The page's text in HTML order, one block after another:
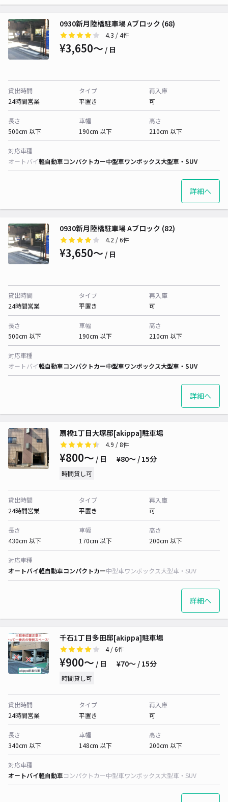
0930新月陸橋駐車場 Aブロック (68)
4.3 / 4件
¥3,650〜 / 日
貸出時間
24時間営業
タイプ
平置き
再入庫
可
長さ
500cm 以下
車幅
190cm 以下
高さ
210cm 以下
対応車種
オートバイ軽自動車コンパクトカー中型車ワンボックス大型車・SUV
詳細へ
0930新月陸橋駐車場 Aブロック (82)
4.2 / 6件
¥3,650〜 / 日
貸出時間
24時間営業
タイプ
平置き
再入庫
可
長さ
500cm 以下
車幅
190cm 以下
高さ
210cm 以下
対応車種
オートバイ軽自動車コンパクトカー中型車ワンボックス大型車・SUV
詳細へ
扇橋1丁目大塚邸[akippa]駐車場
4.9 / 8件
¥800〜 / 日 ¥80〜 / 15分
時間貸し可
貸出時間
24時間営業
タイプ
平置き
再入庫
可
長さ
430cm 以下
車幅
170cm 以下
高さ
200cm 以下
対応車種
オートバイ軽自動車コンパクトカー中型車ワンボックス大型車・SUV
詳細へ
千石1丁目多田邸[akippa]駐車場
4/ 6件
¥900〜 / 日 ¥70〜 / 15分
時間貸し可
貸出時間
24時間営業
タイプ
平置き
再入庫
可
長さ
340cm 以下
車幅
148cm 以下
高さ
200cm 以下
対応車種
オートバイ軽自動車コンパクトカー中型車ワンボックス大型車・SUV